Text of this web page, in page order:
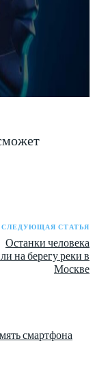
СЛЕДУЮЩАЯ СТАТЬЯ
Останки человека
на берегу реки в
Москве
смартфона